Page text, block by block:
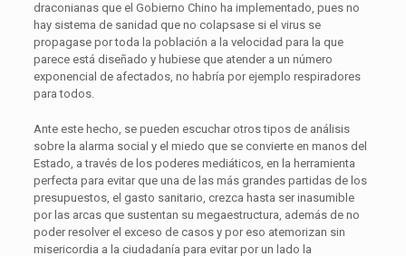
draconianas que el Gobierno Chino ha implementado, pues no
hay sistema de sanidad que no colapsase si el virus se
propagase por toda la población a la velocidad para la que
parece está diseñado y hubiese que atender a un número
exponencial de afectados, no habría por ejemplo respiradores
para todos.
Ante este hecho, se pueden escuchar otros tipos de análisis
sobre la alarma social y el miedo que se convierte en manos del
Estado, a través de los poderes mediáticos, en la herramienta
perfecta para evitar que una de las más grandes partidas de los
presupuestos, el gasto sanitario, crezca hasta ser inasumible
por las arcas que sustentan su megaestructura, además de no
poder resolver el exceso de casos y por eso atemorizan sin
misericordia a la ciudadanía para evitar por un lado la